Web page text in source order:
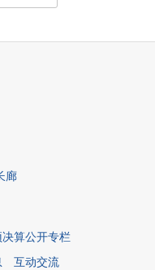
廊
决算公开专栏
互动交流